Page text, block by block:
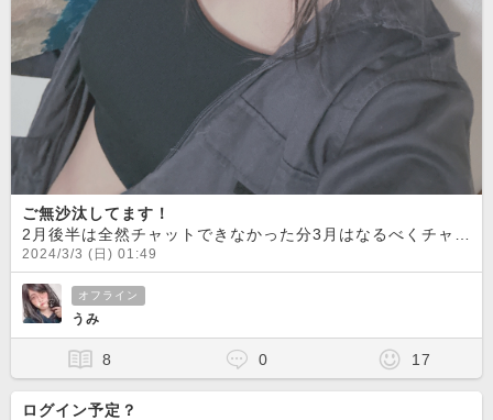
ご無沙汰してます！
2024/3/3 (日) 01:49
オフライン
うみ
8 0 17
ログイン予定？